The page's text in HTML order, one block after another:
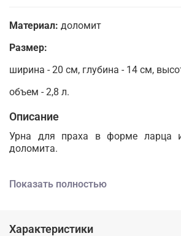
Материал: доломит
Размер:
ширина - 20 см, глубина - 14 см,
объем - 2,8 л.
Описание
Урна для праха в форме ларца
доломита.
Показать полностью
Характеристики